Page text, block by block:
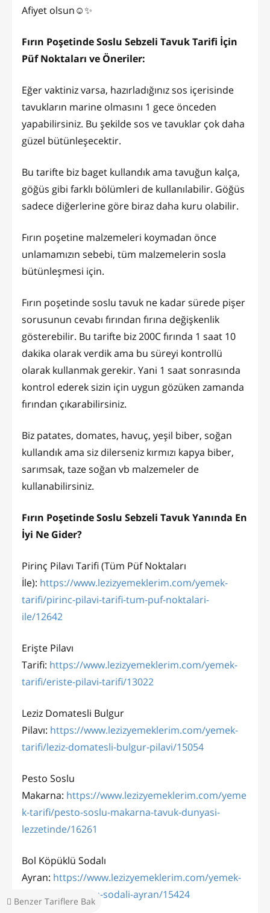
Benzer Tariflere Bak
Afiyet olsun☺️✨
Fırın Poşetinde Soslu Sebzeli Tavuk Tarifi İçin
Püf Noktaları ve Öneriler:
Eğer vaktiniz varsa, hazırladığınız sos içerisinde
tavukların marine olmasını 1 gece önceden
yapabilirsiniz. Bu şekilde sos ve tavuklar çok daha
güzel bütünleşecektir.
Bu tarifte biz baget kullandık ama tavuğun kalça,
göğüs gibi farklı bölümleri de kullanılabilir. Göğüs
sadece diğerlerine göre biraz daha kuru olabilir.
Fırın poşetine malzemeleri koymadan önce
unlamamızın sebebi, tüm malzemelerin sosla
bütünleşmesi için.
Fırın poşetinde soslu tavuk ne kadar sürede pişer
sorusunun cevabı fırından fırına değişkenlik
gösterebilir. Bu tarifte biz 200C fırında 1 saat 10
dakika olarak verdik ama bu süreyi kontrollü
olarak kullanmak gerekir. Yani 1 saat sonrasında
kontrol ederek sizin için uygun gözüken zamanda
fırından çıkarabilirsiniz.
Biz patates, domates, havuç, yeşil biber, soğan
kullandık ama siz dilerseniz kırmızı kapya biber,
sarımsak, taze soğan vb malzemeler de
kullanabilirsiniz.
Fırın Poşetinde Soslu Sebzeli Tavuk Yanında En
İyi Ne Gider?
Pirinç Pilavı Tarifi (Tüm Püf Noktaları
İle): https://www.lezizyemeklerim.com/yemek-
tarifi/pirinc-pilavi-tarifi-tum-puf-noktalari-
ile/12642
Erişte Pilavı
Tarifi: https://www.lezizyemeklerim.com/yemek-
tarifi/eriste-pilavi-tarifi/13022
Leziz Domatesli Bulgur
Pilavı: https://www.lezizyemeklerim.com/yemek-
tarifi/leziz-domatesli-bulgur-pilavi/15054
Pesto Soslu
Makarna: https://www.lezizyemeklerim.com/yeme
k-tarifi/pesto-soslu-makarna-tavuk-dunyasi-
lezzetinde/16261
Bol Köpüklü Sodalı
Ayran: https://www.lezizyemeklerim.com/yemek-
tarifi/bol-kopuklu-sodali-ayran/15424